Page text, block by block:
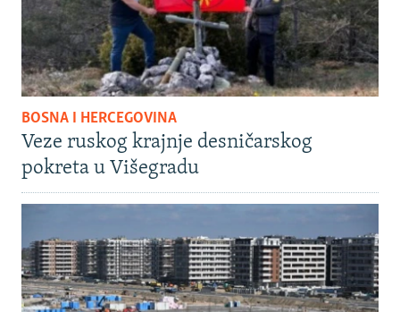
BOSNA I HERCEGOVINA
Veze ruskog krajnje desničarskog
pokreta u Višegradu